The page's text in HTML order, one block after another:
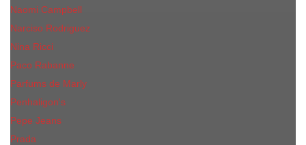
Naomi Campbell
Narciso Rodriguez
Nina Ricci
Paco Rabanne
Parfums de Marly
Penhaligon's
Pepe Jeans
Prada